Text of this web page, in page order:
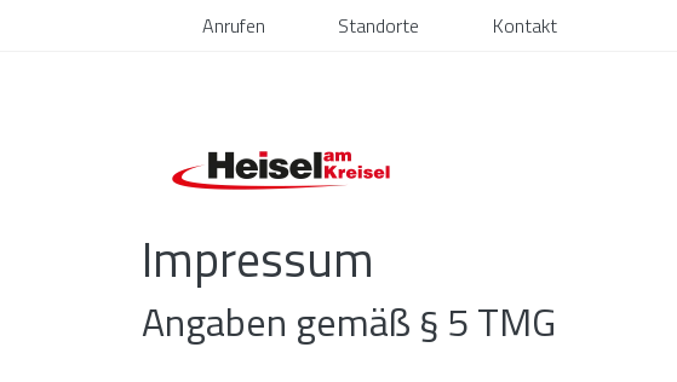
Anrufen Standorte Kontakt
Impressum
Angaben gemäß § 5 TMG